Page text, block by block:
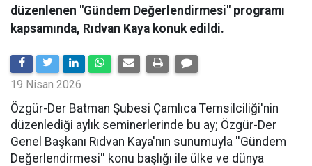
düzenlenen "Gündem Değerlendirmesi" programı
kapsamında, Rıdvan Kaya konuk edildi.
19 Nisan 2026
​Özgür-Der Batman Şubesi Çamlıca Temsilciliği'nin
düzenlediği aylık seminerlerinde bu ay; Özgür-Der
Genel Başkanı Rıdvan Kaya'nın sunumuyla ''Gündem
Değerlendirmesi'' konu başlığı ile ülke ve dünya